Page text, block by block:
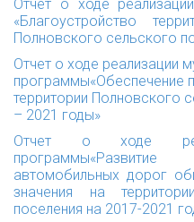
Отчет о ходе
«Благоустройство
Полновского сельского
Отчет о ходе реализации
программы«Обеспечение
территории Полновского
– 2021 годы»
Отчет о ходе
автомобильных дорог
значения на
поселения на 2017-2021